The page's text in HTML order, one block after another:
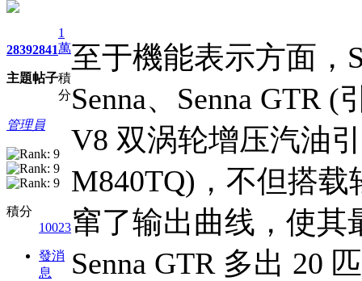
2839
主題
2841
帖子
1
萬
積
分
管理員
積分
10023
發消
息
至于機能表示方面，
Senna、Senna GTR
V8 双涡轮增压汽油
M840TQ)，不但搭
窜了输出曲线，使其
Senna GTR 多出 20